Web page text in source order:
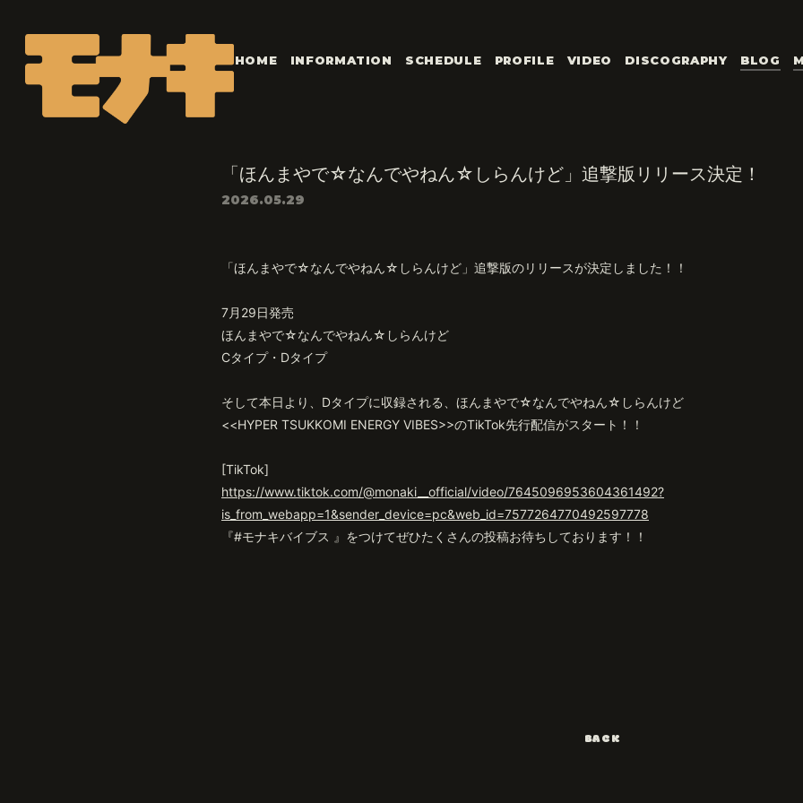
HOME INFORMATION SCHEDULE PROFILE VIDEO DISCOGRAPHY BLOG
「ほんまやで☆なんでやねん☆しらんけど」追撃版リリース決定！
2026.05.29
「ほんまやで☆なんでやねん☆しらんけど」追撃版のリリースが決定しました！！
7月29日発売
ほんまやで☆なんでやねん☆しらんけど
Cタイプ・Dタイプ
そして本日より、Dタイプに収録される、ほんまやで☆なんでやねん☆しらんけど
<<HYPER TSUKKOMI ENERGY VIBES>>のTikTok先行配信がスタート！！
[TikTok]
https://www.tiktok.com/@monaki__official/video/7645096953604361492?
is_from_webapp=1&sender_device=pc&web_id=7577264770492597778
『#モナキバイブス 』をつけてぜひたくさんの投稿お待ちしております！！
BACK